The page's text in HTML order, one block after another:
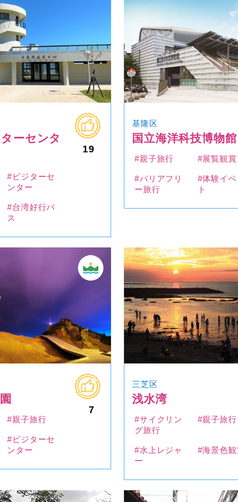
ーセンタ
19
#ビジターセ
ンター
#台湾好行バ
ス
基隆区
国立海洋科技博物館
#親子旅行 #展覧観賞
#バリアフリ
ー旅行
#体験イベ
ト
7
#親子旅行
#ビジターセ
ンター
三芝区
浅水湾
#サイクリン
グ旅行
#親子旅行
#水上レジャ
ー
#海景色観